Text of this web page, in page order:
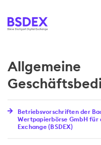
Allgemeine
Betriebsvorschriften der
Wertpapierbörse GmbH
Exchange (BSDEX)